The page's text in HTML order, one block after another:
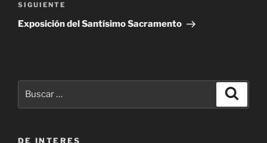
Siguiente
entrada
SIGUIENTE
Exposición del Santísimo Sacramento
DE INTERES